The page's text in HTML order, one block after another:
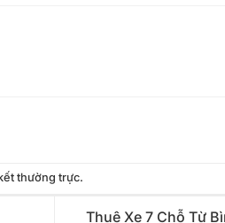
thường trực.
Thuê Xe 7 Chỗ Từ